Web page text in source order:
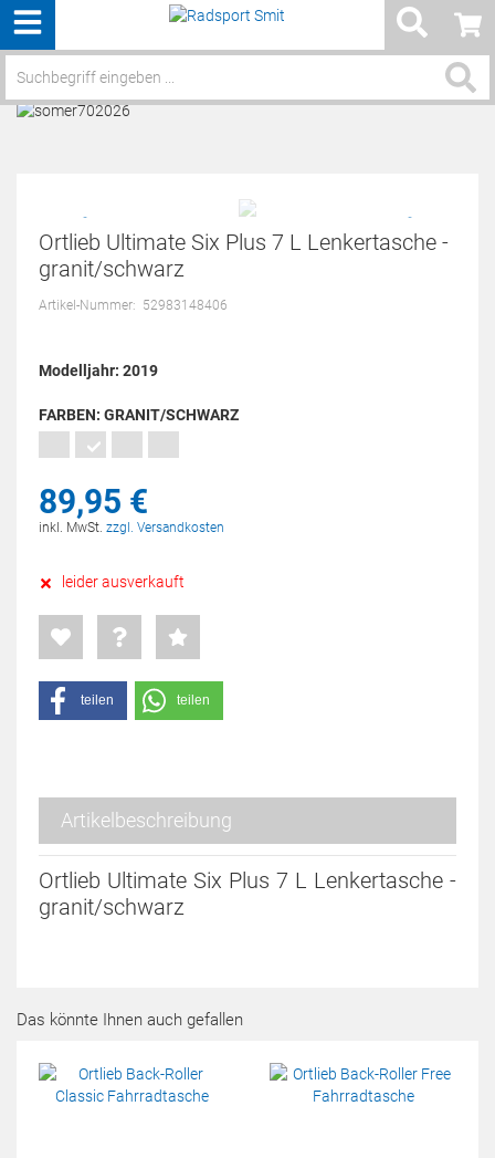
Menü
Service / Hilfe
Ortlieb Ultimate Six Plus 7 L Lenkertasche -
granit/schwarz
Artikel-Nummer: 52983148406
Modelljahr: 2019
FARBEN: GRANIT/SCHWARZ
89,95 €
inkl. MwSt. zzgl. Versandkosten
leider ausverkauft
teilen teilen
Artikelbeschreibung
Ortlieb Ultimate Six Plus 7 L Lenkertasche -
granit/schwarz
Das könnte Ihnen auch gefallen